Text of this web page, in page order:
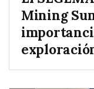
Mining